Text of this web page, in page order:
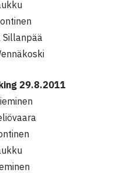
29.8.2011